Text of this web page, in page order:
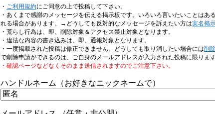
・ ご利用規約にご同意の上で投稿して下さい。
・あくまで感謝のメッセージを伝える掲示板です。いろいろ言いたいことは
れる場合があります。→どうしても反対的なメッセージを訴えたい方は実名掲
・荒らし行為は、即、削除対象＆アクセス禁止対象となります。
・違法な内容の書き込みは、即、通報対象となります。
・一度掲載された投稿は修正できません。どうしても取り消したい場合には削
で削除申請ができるのは、ご自身のメールアドレスが入力された投稿に限ります
・確認ページなどなくそのまま送信されますのでご注意下さい。
ハンドルネーム（お好きなニックネームで）